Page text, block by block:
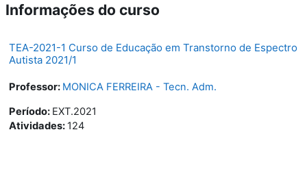
Informações do curso
TEA-2021-1 Curso de Educação em Transtorno de Espectro
Autista 2021/1
Professor: MONICA FERREIRA - Tecn. Adm.
Período: EXT.2021
Atividades: 124